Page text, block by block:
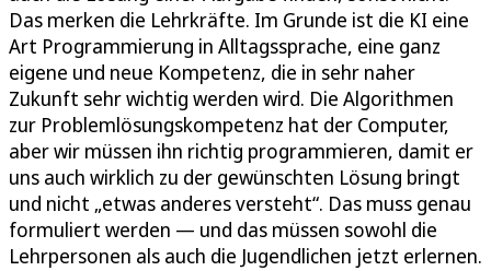
Das merken die Lehrkräfte. Im Grunde ist die KI eine
Art Programmierung in Alltagssprache, eine ganz
eigene und neue Kompetenz, die in sehr naher
Zukunft sehr wichtig werden wird. Die Algorithmen
zur Problemlösungskompetenz hat der Computer,
aber wir müssen ihn richtig programmieren, damit er
uns auch wirklich zu der gewünschten Lösung bringt
und nicht „etwas anderes versteht“. Das muss genau
formuliert werden — und das müssen sowohl die
Lehrpersonen als auch die Jugendlichen jetzt erlernen.